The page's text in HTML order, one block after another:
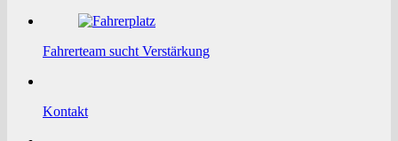
Fahrerteam sucht Verstärkung
Kontakt